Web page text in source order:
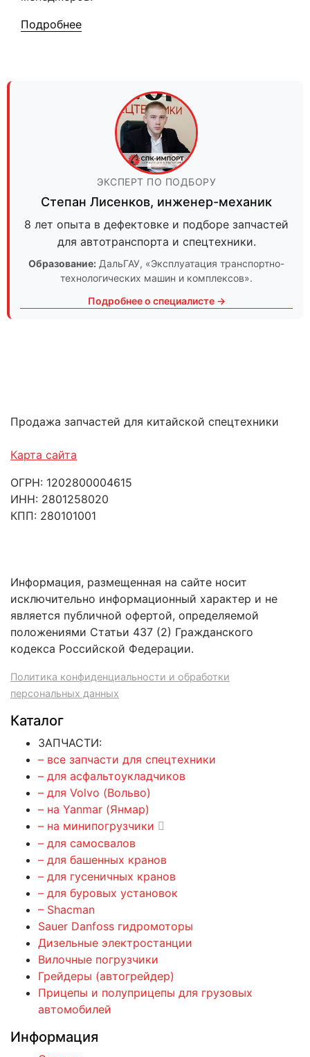
Подробнее
ЭКСПЕРТ ПО ПОДБОРУ
Степан Лисенков, инженер-механик
8 лет опыта в дефектовке и подборе запчастей
для автотранспорта и спецтехники.
Образование: ДальГАУ, «Эксплуатация транспортно-
технологических машин и комплексов».
Подробнее о специалисте →
Продажа запчастей для китайской спецтехники
Карта сайта
ОГРН: 1202800004615
ИНН: 2801258020
КПП: 280101001
Информация, размещенная на сайте носит
исключительно информационный характер и не
является публичной офертой, определяемой
положениями Статьи 437 (2) Гражданского
кодекса Российской Федерации.
Политика конфиденциальности и обработки
персональных данных
Каталог
ЗАПЧАСТИ:
– все запчасти для спецтехники
– для асфальтоукладчиков
– для Volvo (Вольво)
– на Yanmar (Янмар)
– на минипогрузчики
– для самосвалов
– для башенных кранов
– для гусеничных кранов
– для буровых установок
– Shacman
Sauer Danfoss гидромоторы
Дизельные электростанции
Вилочные погрузчики
Грейдеры (автогрейдер)
Прицепы и полуприцепы для грузовых
автомобилей
Информация